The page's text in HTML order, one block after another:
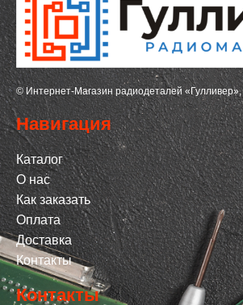
© Интернет-Магазин радиодеталей
Навигация
Каталог
О нас
Как заказать
Оплата
Доставка
Контакты
Контакты